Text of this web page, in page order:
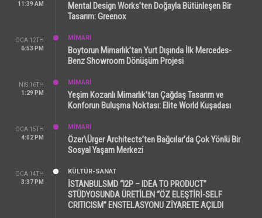
11:39 AM
Mental Design Works’ten Doğayla Bütünleşen Bir
Tasarım: Greenox
OCA 12TH
6:53 PM
MİMARİ
Boytorun Mimarlık’tan Yurt Dışında İlk Mercedes-
Benz Showroom Dönüşüm Projesi
NIS 16TH
1:29 PM
MİMARİ
Yeşim Kozanlı Mimarlık’tan Çağdaş Tasarım ve
Konforun Buluşma Noktası: Elite World Kuşadası
OCA 15TH
4:02 PM
MİMARİ
Özer\Ürger Architects’ten Bağcılar’da Çok Yönlü Bir
Sosyal Yaşam Merkezi
OCA 14TH
3:37 PM
KÜLTÜR-SANAT
İSTANBULSMD “I2P – IDEA TO PRODUCT”
STÜDYOSUNDA ÜRETİLEN “ÖZ ELEŞTİRİ-SELF
CRITICISM” ENSTELASYONU ZİYARETE AÇILDI